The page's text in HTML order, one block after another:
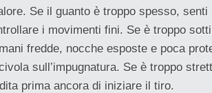
Se il guanto è troppo spesso,
i movimenti fini. Se è troppo
fredde, nocche esposte e poca
sull’impugnatura. Se è troppo
prima ancora di iniziare il tiro.